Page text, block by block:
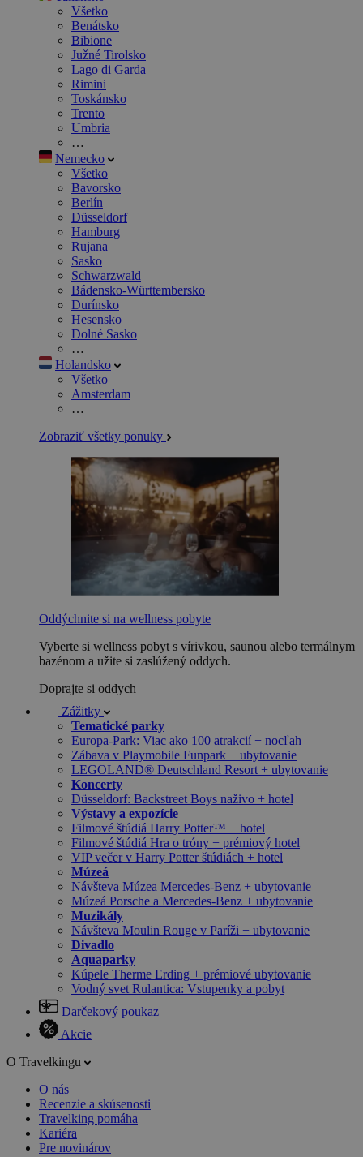
Všetko
Benátsko
Bibione
Južné Tirolsko
Lago di Garda
Rimini
Toskánsko
Trento
Umbria
…
Nemecko
Všetko
Bavorsko
Berlín
Düsseldorf
Hamburg
Rujana
Sasko
Schwarzwald
Bádensko-Württembersko
Durínsko
Hesensko
Dolné Sasko
…
Holandsko
Všetko
Amsterdam
…
Zobraziť všetky ponuky
Oddýchnite si na wellness pobyte
Vyberte si wellness pobyt s vírivkou, saunou alebo termálnym
bazénom a užite si zaslúžený oddych.
Doprajte si oddych
Zážitky
Tematické parky
Europa-Park: Viac ako 100 atrakcií + nocľah
Zábava v Playmobile Funpark + ubytovanie
LEGOLAND® Deutschland Resort + ubytovanie
Koncerty
Düsseldorf: Backstreet Boys naživo + hotel
Výstavy a expozície
Filmové štúdiá Harry Potter™ + hotel
Filmové štúdiá Hra o tróny + prémiový hotel
VIP večer v Harry Potter štúdiách + hotel
Múzeá
Návšteva Múzea Mercedes-Benz + ubytovanie
Múzeá Porsche a Mercedes-Benz + ubytovanie
Muzikály
Návšteva Moulin Rouge v Paríži + ubytovanie
Divadlo
Aquaparky
Kúpele Therme Erding + prémiové ubytovanie
Vodný svet Rulantica: Vstupenky a pobyt
Darčekový poukaz
Akcie
O Travelkingu
O nás
Recenzie a skúsenosti
Travelking pomáha
Kariéra
Pre novinárov